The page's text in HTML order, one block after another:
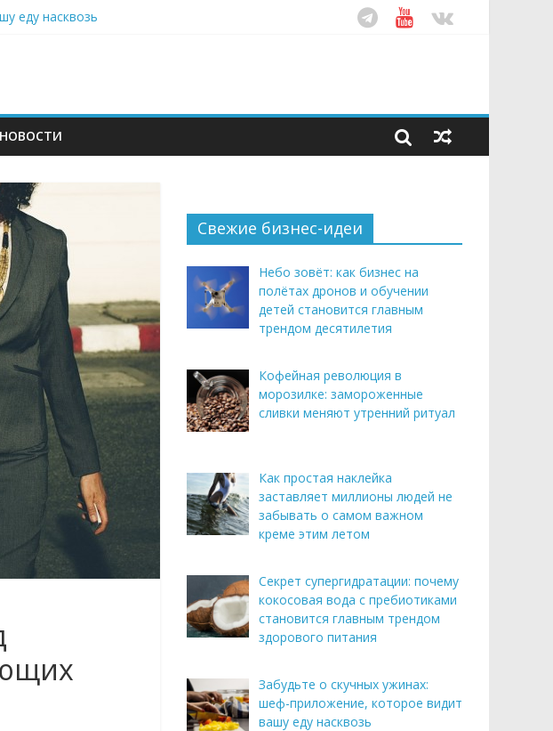
еду насквозь
НОВОСТИ
Свежие бизнес-идеи
Небо зовёт: как бизнес на
полётах дронов и обучении
детей становится главным
трендом десятилетия
Кофейная революция в
морозилке: замороженные
сливки меняют утренний ритуал
Как простая наклейка
заставляет миллионы людей не
забывать о самом важном
креме этим летом
Секрет супергидратации: почему
кокосовая вода с пребиотиками
становится главным трендом
здорового питания
Забудьте о скучных ужинах:
шеф-приложение, которое видит
вашу еду насквозь